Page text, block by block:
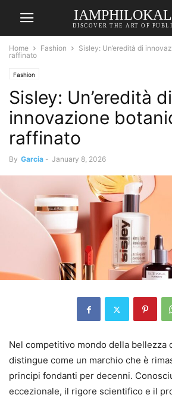
DISCOVER THE ART OF
Home Fashion
Sisley: Un’eredità di
raffinato
Fashion
Sisley: Un’eredità di
innovazione
raffinato
By Garcia - January 8, 2026
Nel competitivo mondo della bellezza
distingue come un marchio che è
principi fondanti per decenni.
eccezionale, il rigore scientifico e il